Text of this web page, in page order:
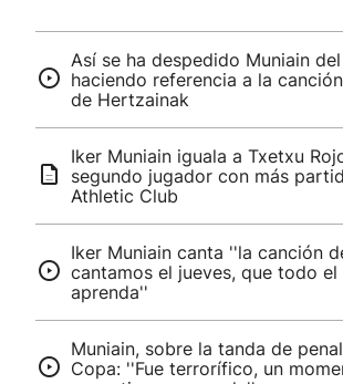
Así se ha despedido Muniain
haciendo referencia a la
de Hertzainak
Iker Muniain iguala a Txetxu
segundo jugador con más
Athletic Club
Iker Muniain canta ''la canción
cantamos el jueves, que todo el
aprenda''
Muniain, sobre la tanda de
Copa: ''Fue terrorífico, un